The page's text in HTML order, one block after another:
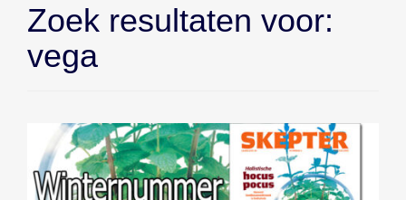
Zoek resultaten voor:
vega